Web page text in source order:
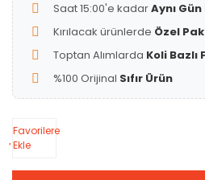
Saat 15:00'e kadarAynı
Kırılacak ürünlerde Özel
Toptan Alımlarda Koli
%100 Orijinal Sıfır Ürün
Favorilere
Ekle